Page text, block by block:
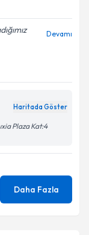
Devamı
Haritada Göster
Plaza Kat:4
Daha Fazla